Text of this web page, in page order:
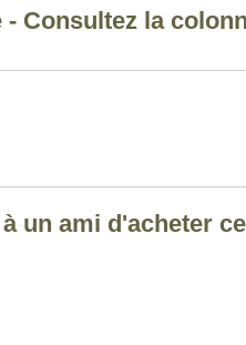
- Consultez la
un ami d'acheter